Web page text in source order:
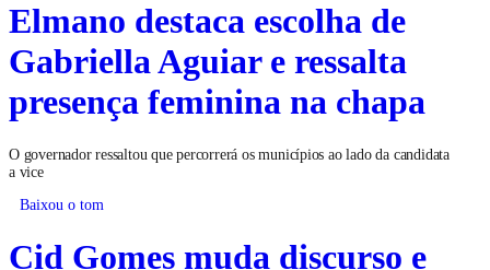
Elmano destaca escolha de
Gabriella Aguiar e ressalta
presença feminina na chapa
O governador ressaltou que percorrerá os municípios ao lado da candidata
a vice
Baixou o tom
Cid Gomes muda discurso e